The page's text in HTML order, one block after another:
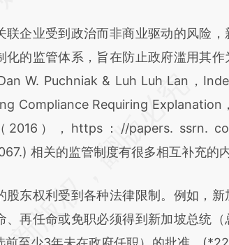
企业受到政治而非商业驱动的风险，
化的监管体系，旨在防止政府滥用其
W. Puchniak & Luh Luh Lan，
Compliance Requiring Explanation
2016），https：//papers. ssrn.
相关的监管制度有很多相互补充的内
东权利受到各种法律限制。例如，新
、再任命或免职必须得到新加坡总统